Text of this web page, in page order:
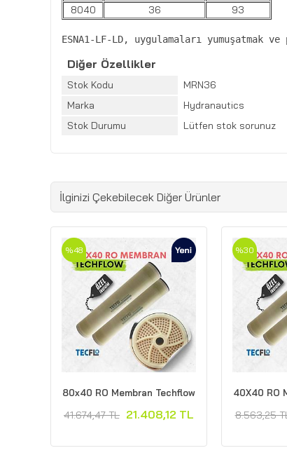
8040
36 93
ESNA1-LF-LD, uygulamaları
Diğer Özellikler
Stok Kodu
MRN36
Marka
Hydranautics
Stok Durumu
Lütfen stok sorunuz
İlginizi Çekebilecek Diğer Ürünler
80x40 RO Membran Techflow
41.674,47 TL 21.408,12 TL
%48
40X40 RO
8.563,25
%30